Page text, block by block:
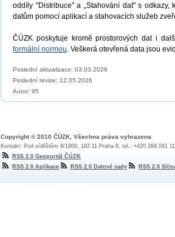
oddíly "Distribuce" a „Stahování dat" s
datům pomocí aplikací a stahovacích služeb
ČÚZK poskytuje kromě prostorových dat i
formální normou. Veškerá otevřená data jsou
Poslední aktualizace: 03.03.2026
Poslední revize: 12.05.2026
Autor: 95
Copyright © 2010 ČÚZK, Všechna práva vyhrazena
Kontakt: Pod sídlištěm 9/1800, 182 11 Praha 8, tel.: +420 284 041
RSS 2.0 Geoportál ČÚZK
RSS 2.0 Aplikace
RSS 2.0 Datové sady RSS 2.0